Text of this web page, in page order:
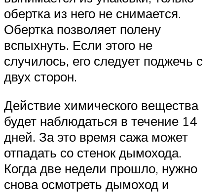
обертка из него не снимается.
Обертка позволяет полену
вспыхнуть. Если этого не
случилось, его следует поджечь с
двух сторон.
Действие химического вещества
будет наблюдаться в течение 14
дней. За это время сажа может
отпадать со стенок дымохода.
Когда две недели прошло, нужно
снова осмотреть дымоход и